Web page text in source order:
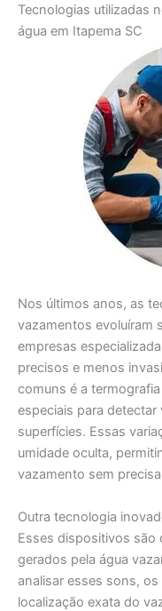
Tecnologias utilizadas
água em Itapema SC
Nos últimos anos, as
vazamentos evoluíram
empresas
precisos e menos
comuns é a
especiais para
superfícies. Essas
umidade oculta,
vazamento sem
Outra tecnologia
Esses dispositivos são
gerados pela água
analisar esses sons,
localização exata do